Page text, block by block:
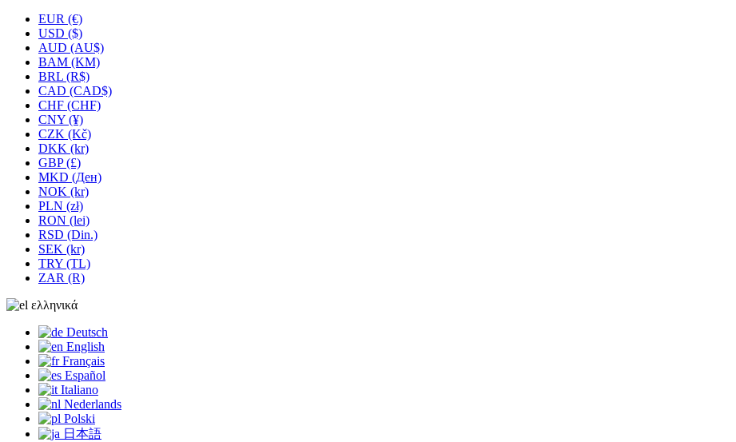
EUR (€)
USD ($)
AUD (AU$)
BAM (KM)
BRL (R$)
CAD (CAD$)
CHF (CHF)
CNY (¥)
CZK (Kč)
DKK (kr)
GBP (£)
MKD (Ден)
NOK (kr)
PLN (zł)
RON (lei)
RSD (Din.)
SEK (kr)
TRY (TL)
ZAR (R)
ελληνικά
Deutsch
English
Français
Español
Italiano
Nederlands
Polski
日本語